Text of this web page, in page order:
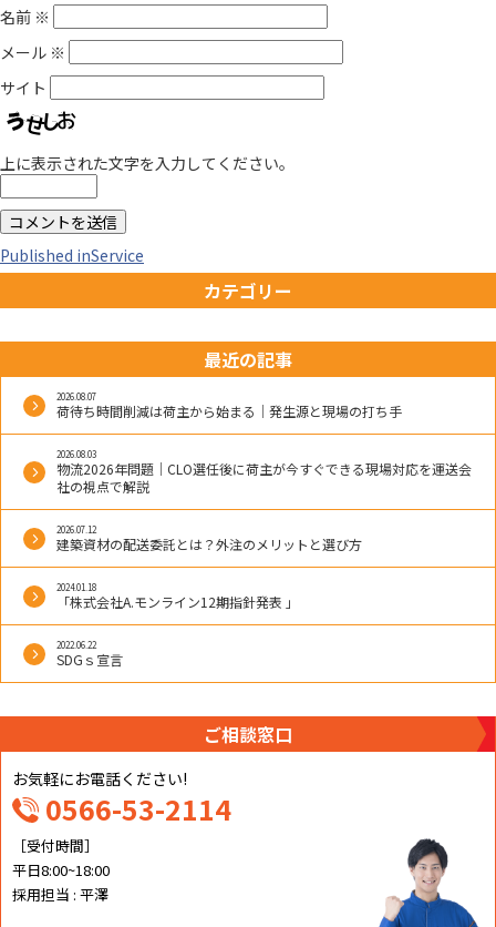
名前 ※
メール ※
サイト
上に表示された文字を入力してください。
投
稿
ナ
ビ
ゲ
ー
シ
ョ
ン
Published inService
カテゴリー
最近の記事
2026.08.07
荷待ち時間削減は荷主から始まる｜発生源と現場の打ち手
2026.08.03
物流2026年問題｜CLO選任後に荷主が今すぐできる現場対応を運送会
社の視点で解説
2026.07.12
建築資材の配送委託とは？外注のメリットと選び方
2024.01.18
「株式会社A.モンライン12期指針発表 」
2022.06.22
SDGｓ宣言
ご相談窓口
お気軽にお電話ください!
0566-53-2114
［受付時間］
平日8:00~18:00
採用担当 : 平澤